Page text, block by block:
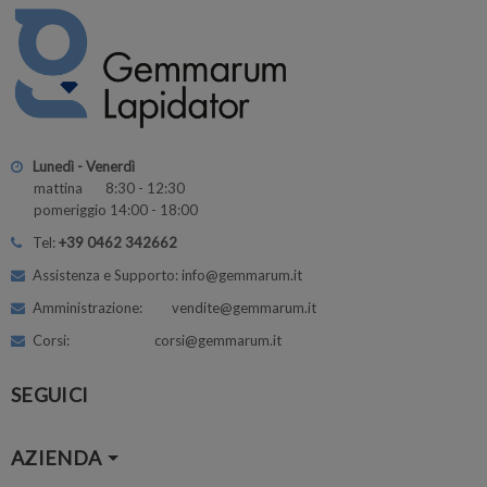
Lunedì - Venerdì
mattina 8:30 - 12:30
pomeriggio 14:00 - 18:00
Tel:+39 0462 342662
Assistenza e Supporto: info@gemmarum.it
Amministrazione: vendite@gemmarum.it
Corsi: corsi@gemmarum.it
SEGUICI
AZIENDA